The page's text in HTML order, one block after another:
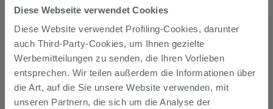
Diese Webseite verwendet Cookies
Diese Website verwendet Profiling-Cookies, darunter
auch Third-Party-Cookies, um Ihnen gezielte
Werbemitteilungen zu senden, die Ihren Vorlieben
entsprechen. Wir teilen außerdem die Informationen über
die Art, auf die Sie unsere Website verwenden, mit
unseren Partnern, die sich um die Analyse der
Paint SoftTouch
DatenblattPaint UltraMatt
DatenblattSmalto Universal